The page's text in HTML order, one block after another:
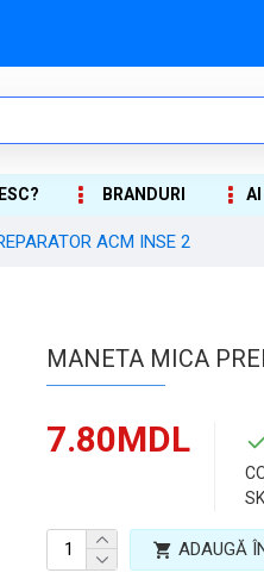
BRANDURI
ACM INSE 2
MANETA MICA
7.80MDL
ADAUGĂ